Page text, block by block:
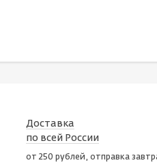
Доставка
по всей России
от 250 рублей, отправка